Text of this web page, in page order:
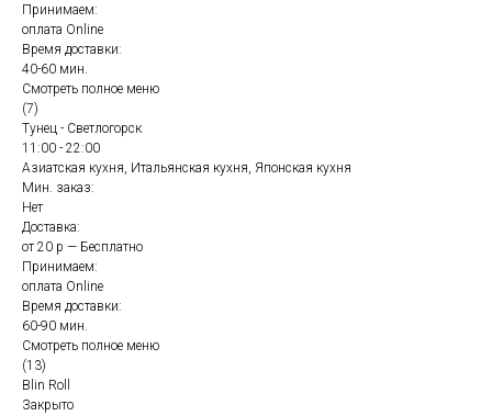
Принимаем:
оплата Online
Время доставки:
40-60 мин.
Смотреть полное меню
(7)
Тунец - Светлогорск
11:00 - 22:00
Азиатская кухня, Итальянская кухня, Японская кухня
Мин. заказ:
Нет
Доставка:
от 20 р — Бесплатно
Принимаем:
оплата Online
Время доставки:
60-90 мин.
Смотреть полное меню
(13)
Blin Roll
Закрыто